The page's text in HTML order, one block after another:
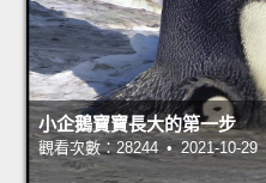
小企鵝寶寶長大的第一步
觀看次數：28244 • 2021-10-29